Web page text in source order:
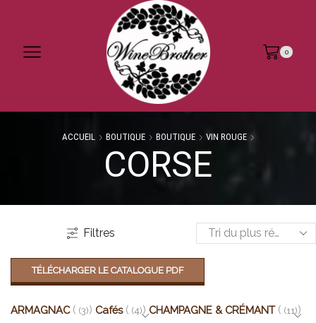
0
ACCUEIL BOUTIQUE BOUTIQUE VIN ROUGE
CORSE
Filtres
TÉLÉCHARGER LE CATALOGUE PDF
ARMAGNAC (3) Cafés (4) CHAMPAGNE & CRÉMANT (11)